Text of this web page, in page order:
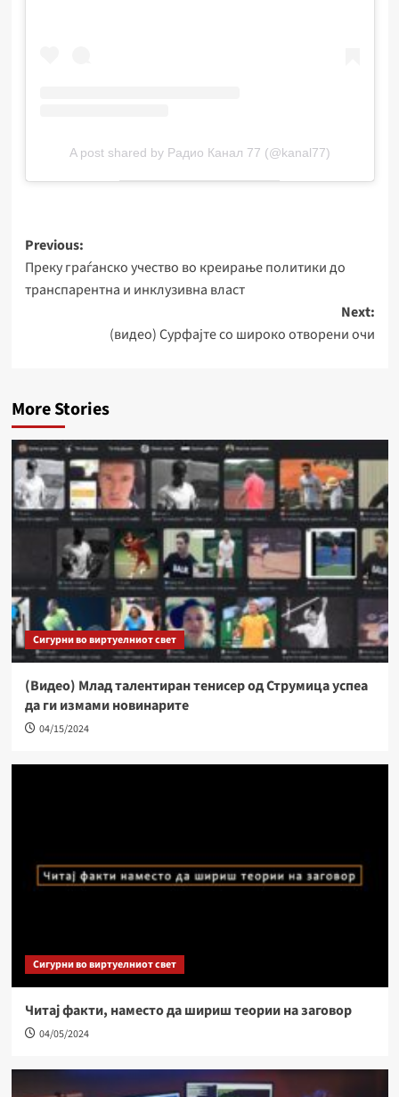
A post shared by Радио Канал 77 (@kanal77)
Post
navigation
Previous:
Преку граѓанско учество во креирање политики до
транспарентна и инклузивна власт
Next:
(видео) Сурфајте со широко отворени очи
More Stories
Сигурни во виртуелниот свет
(Видео) Млад талентиран тенисер од Струмица успеа
да ги измами новинарите
04/15/2024
Сигурни во виртуелниот свет
Читај факти, наместо да шириш теории на заговор
04/05/2024